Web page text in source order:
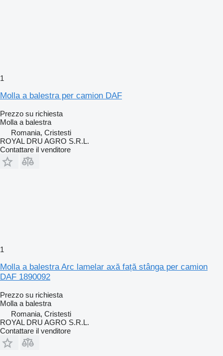
1
Molla a balestra per camion DAF
Prezzo su richiesta
Molla a balestra
Romania, Cristesti
ROYAL DRU AGRO S.R.L.
Contattare il venditore
1
Molla a balestra Arc lamelar axă față stânga per camion
DAF 1890092
Prezzo su richiesta
Molla a balestra
Romania, Cristesti
ROYAL DRU AGRO S.R.L.
Contattare il venditore